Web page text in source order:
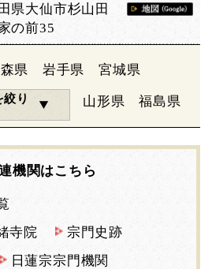
県大仙市杉山田
の前35
県 岩手県 宮城県
り
山形県 福島県
機関はこちら
寺院
宗門史跡
日蓮宗宗門機関